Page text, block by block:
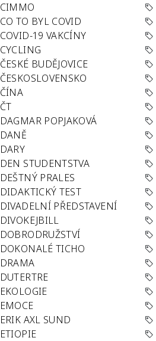
CIMMO
CO TO BYL COVID
COVID-19 VAKCÍNY
CYCLING
ČESKÉ BUDĚJOVICE
ČESKOSLOVENSKO
ČÍNA
ČT
DAGMAR POPJAKOVÁ
DANĚ
DARY
DEN STUDENTSTVA
DEŠTNÝ PRALES
DIDAKTICKÝ TEST
DIVADELNÍ PŘEDSTAVENÍ
DIVOKEJBILL
DOBRODRUŽSTVÍ
DOKONALÉ TICHO
DRAMA
DUTERTRE
EKOLOGIE
EMOCE
ERIK AXL SUND
ETIOPIE